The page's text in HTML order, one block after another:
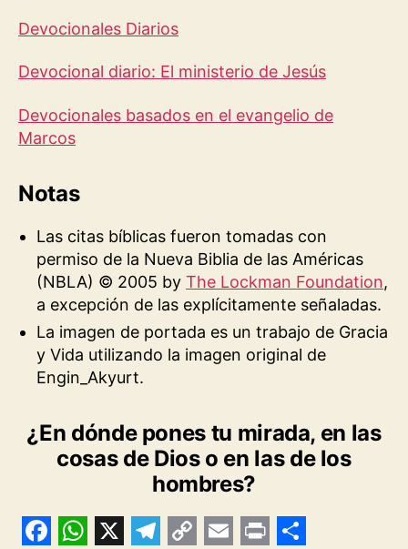
Devocionales Diarios
Devocional diario: El ministerio de Jesús
Devocionales basados en el evangelio de
Marcos
Notas
Las citas bíblicas fueron tomadas con
permiso de la Nueva Biblia de las Américas
(NBLA) © 2005 by The Lockman Foundation,
a excepción de las explícitamente señaladas.
La imagen de portada es un trabajo de Gracia
y Vida utilizando la imagen original de
Engin_Akyurt.
¿En dónde pones tu mirada, en las
cosas de Dios o en las de los
hombres?